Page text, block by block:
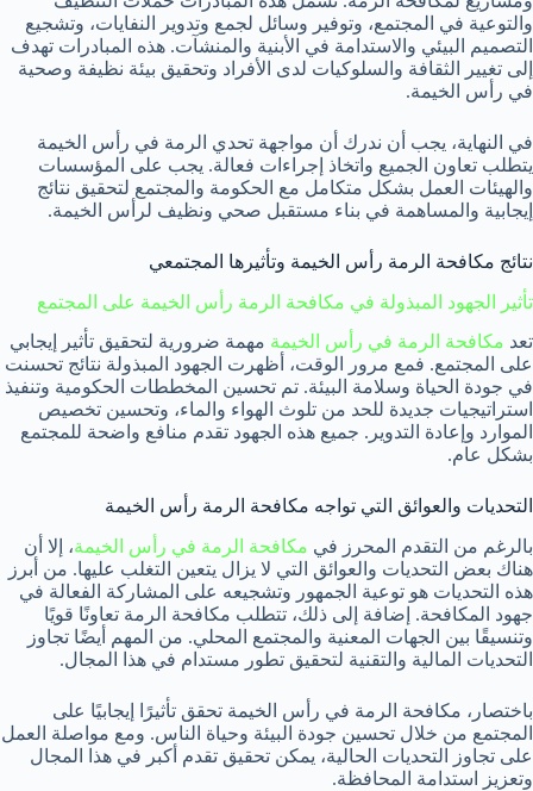
والتوعية في المجتمع، وتوفير وسائل لجمع وتدوير النفايات، وتشجيع
التصميم البيئي والاستدامة في الأبنية والمنشآت. هذه المبادرات تهدف
إلى تغيير الثقافة والسلوكيات لدى الأفراد وتحقيق بيئة نظيفة وصحية
في رأس الخيمة.
في النهاية، يجب أن ندرك أن مواجهة تحدي الرمة في رأس الخيمة
يتطلب تعاون الجميع واتخاذ إجراءات فعالة. يجب على المؤسسات
والهيئات العمل بشكل متكامل مع الحكومة والمجتمع لتحقيق نتائج
إيجابية والمساهمة في بناء مستقبل صحي ونظيف لرأس الخيمة.
نتائج مكافحة الرمة رأس الخيمة وتأثيرها المجتمعي
تأثير الجهود المبذولة في مكافحة الرمة رأس الخيمة على المجتمع
تعد مكافحة الرمة في رأس الخيمة مهمة ضرورية لتحقيق تأثير إيجابي
على المجتمع. فمع مرور الوقت، أظهرت الجهود المبذولة نتائج تحسنت
في جودة الحياة وسلامة البيئة. تم تحسين المخططات الحكومية وتنفيذ
استراتيجيات جديدة للحد من تلوث الهواء والماء، وتحسين تخصيص
الموارد وإعادة التدوير. جميع هذه الجهود تقدم منافع واضحة للمجتمع
بشكل عام.
التحديات والعوائق التي تواجه مكافحة الرمة رأس الخيمة
بالرغم من التقدم المحرز في مكافحة الرمة في رأس الخيمة، إلا أن
هناك بعض التحديات والعوائق التي لا يزال يتعين التغلب عليها. من أبرز
هذه التحديات هو توعية الجمهور وتشجيعه على المشاركة الفعالة في
جهود المكافحة. إضافة إلى ذلك، تتطلب مكافحة الرمة تعاونًا قويًا
وتنسيقًا بين الجهات المعنية والمجتمع المحلي. من المهم أيضًا تجاوز
التحديات المالية والتقنية لتحقيق تطور مستدام في هذا المجال.
باختصار، مكافحة الرمة في رأس الخيمة تحقق تأثيرًا إيجابيًا على
المجتمع من خلال تحسين جودة البيئة وحياة الناس. ومع مواصلة العمل
على تجاوز التحديات الحالية، يمكن تحقيق تقدم أكبر في هذا المجال
وتعزيز استدامة المحافظة.